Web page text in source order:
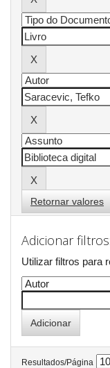
Retornar valores
Adicionar filtros:
Utilizar filtros para
Resultados/Página